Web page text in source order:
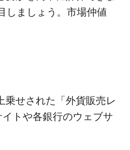
しましょう。市場仲値
乗せされた「外貨販売レ
トや各銀行のウェブサ